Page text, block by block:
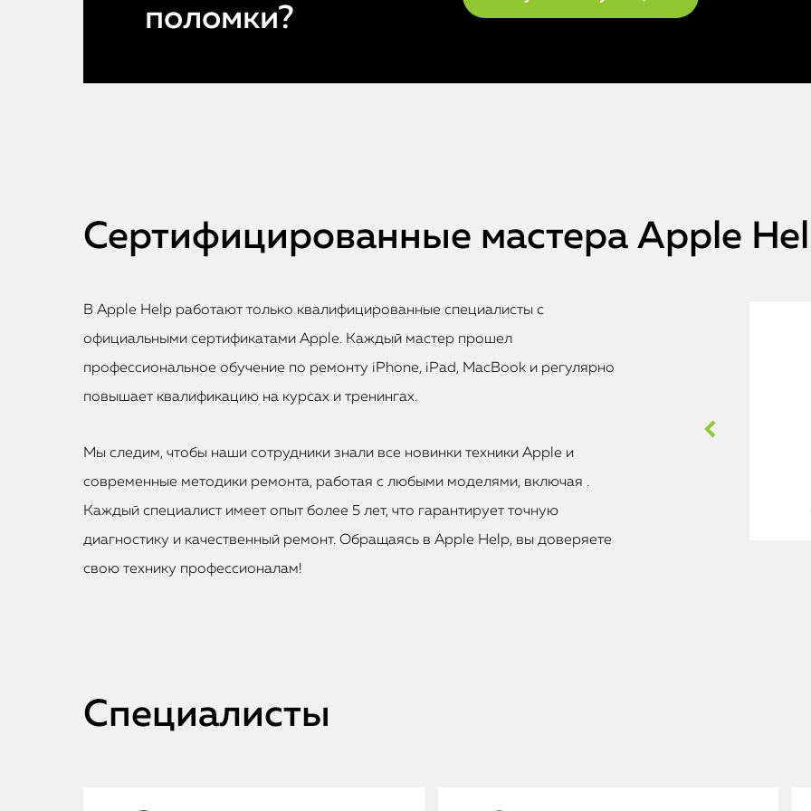
поломки?
Сертифицированные мастера Apple
В Apple Help работают только квалифицированные специалисты с
официальными сертификатами Apple. Каждый мастер прошел
профессиональное обучение по ремонту iPhone, iPad, MacBook и регулярно
повышает квалификацию на курсах и тренингах.
Мы следим, чтобы наши сотрудники знали все новинки техники Apple и
современные методики ремонта, работая с любыми моделями, включая .
Каждый специалист имеет опыт более 5 лет, что гарантирует точную
диагностику и качественный ремонт. Обращаясь в Apple Help, вы доверяете
свою технику профессионалам!
Специалисты